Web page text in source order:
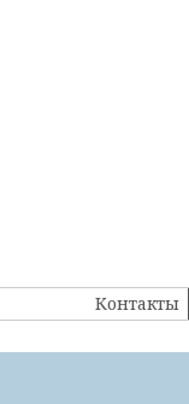
Контакты